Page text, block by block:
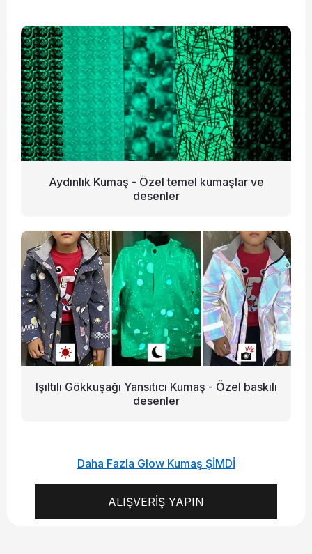
Aydınlık Kumaş - Özel temel kumaşlar ve
desenler
Işıltılı Gökkuşağı Yansıtıcı Kumaş - Özel baskılı
desenler
Daha Fazla Glow Kumaş ŞİMDİ
ALIŞVERİŞ YAPIN